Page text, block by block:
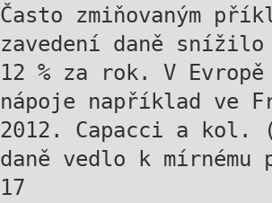
Často zmiňovaným
zavedení daně
12 % za rok. V
nápoje například ve
2012. Capacci a kol.
daně vedlo k mírnému
17